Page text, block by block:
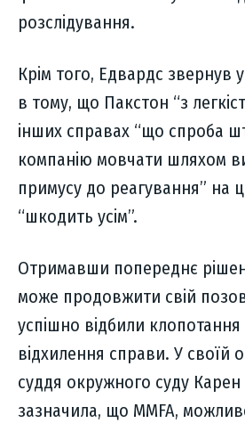
розслідування.
Крім того, Едвардс звернув
в тому, що Пакстон “з
інших справах “що спроба
компанію мовчати шляхом
примусу до реагування” на
“шкодить усім”.
Отримавши попереднє
може продовжити свій
успішно відбили
відхилення справи. У своїй
суддя окружного суду
зазначила, що MMFA,